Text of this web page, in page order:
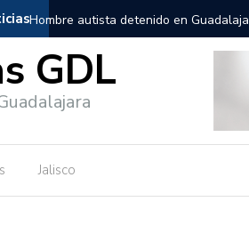
Hombre autista detenido en
GDL
Jalisco